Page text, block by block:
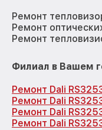
Ремонт
Ремонт
Ремонт
Филиал в Вашем
Ремонт Dali
Ремонт Dali
Ремонт Dali
Ремонт Dali